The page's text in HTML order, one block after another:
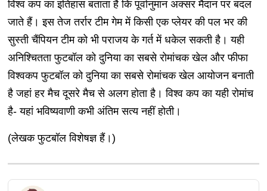
विश्व कप का इतिहास बताता है कि पूर्वानुमान अक्सर मैदान पर बदल
जाते हैं। इस तेज तर्रार टीम गेम में किसी एक प्लेयर की पल भर की
सुस्ती चैंपियन टीम को भी पराजय के गर्त में धकेल सकती है। यही
अनिश्चितता फुटबॉल को दुनिया का सबसे रोमांचक खेल और फीफा
विश्वकप फुटबॉल को दुनिया का सबसे रोमांचक खेल आयोजन बनाती
है जहां हर मैच दूसरे मैच से अलग होता है। विश्व कप का यही रोमांच
है- यहां भविष्यवाणी कभी अंतिम सत्य नहीं होती।
(लेखक फुटबॉल विशेषज्ञ हैं।)